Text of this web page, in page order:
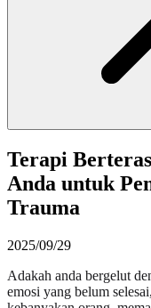
Terapi
Anda untuk
Trauma
2025/09/29
Adakah anda bergelut
emosi yang belum